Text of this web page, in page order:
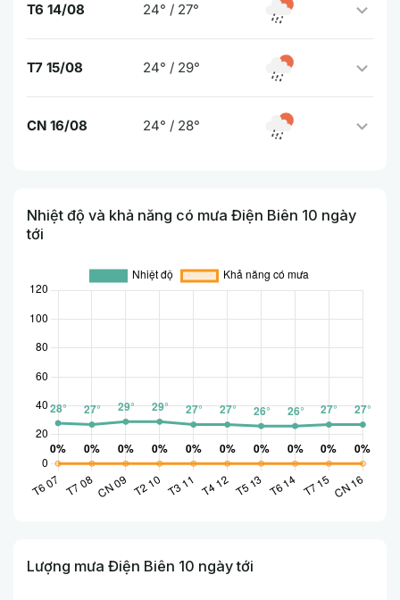
T6 14/08 24° / 27°
T7 15/08 24° / 29°
CN 16/08 24° / 28°
Nhiệt độ và khả năng có mưa Điện Biên 10 ngày
tới
Lượng mưa Điện Biên 10 ngày tới